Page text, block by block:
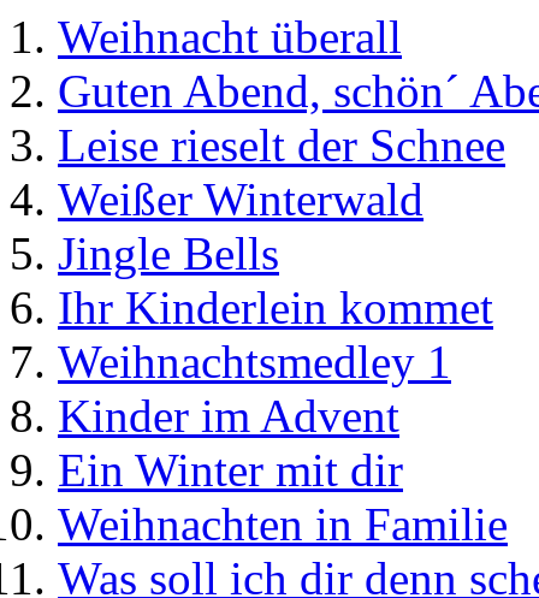
Weihnacht überall
Guten Abend, schön´
Leise rieselt der Schnee
Weißer Winterwald
Jingle Bells
Ihr Kinderlein kommet
Weihnachtsmedley 1
Kinder im Advent
Ein Winter mit dir
Weihnachten in Familie
Was soll ich dir denn